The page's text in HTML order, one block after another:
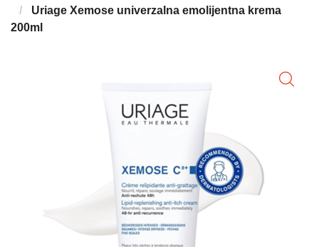
Uriage Xemose univerzalna emolijentna krema
200ml